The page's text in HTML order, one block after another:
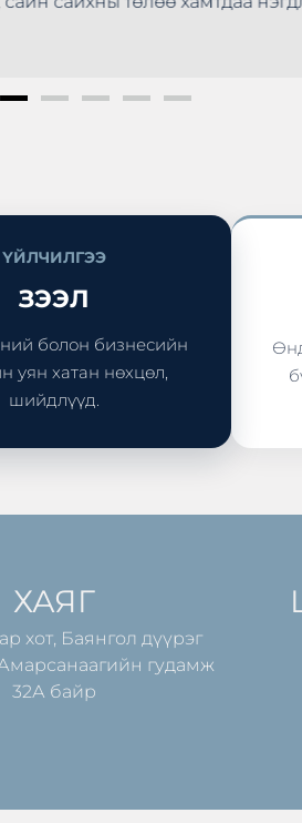
ҮЙЛЧИЛГЭЭ
ЗЭЭЛ
болон бизнесийн
уян хатан нөхцөл,
шийдлүүд.
ХАЯГ
хот, Баянгол дүүрэг
гудамж
32А байр